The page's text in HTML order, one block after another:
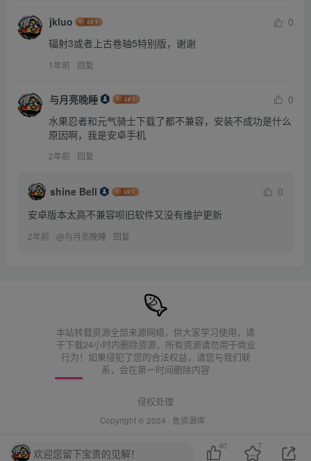
jkluo
0
辐射3或者上古卷轴5特别版，谢谢
1年前 回复
与月亮晚睡
0
水果忍者和元气骑士下载了都不兼容，安装不成功是什么
原因啊，我是安卓手机
2年前 回复
shine Bell
0
安卓版本太高不兼容呗旧软件又没有维护更新
2年前 @与月亮晚睡 回复
本站转载资源全部来源网络，供大家学习使用，请
于下载24小时内删除资源，所有资源请勿用于商业
行为！如果侵犯了您的合法权益，请您与我们联
系，会在第一时间删除内容
侵权处理
Copyright © 2024 · 鱼资源库 ·
欢迎您留下宝贵的见解！
40 7